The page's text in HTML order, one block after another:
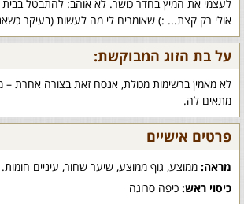
לעצמי את המיץ בחדר כושר. לא אוהב: להתבטל
אולי רק קצת... :) שאומרים לי מה לעשות (בעיקר
על בת הזוג המבוקשת:
לא מאמין ברשימות מכולת, אנסח זאת בצורה אחרת –
מתאים לה.
פרטים אישיים
מראה: ממוצע, גוף ממוצע, שיער שחור, עיניים חומות.
כיסוי ראש: כיפה סרוגה